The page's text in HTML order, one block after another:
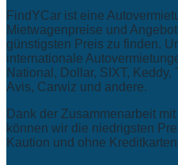
FindYCar ist eine
Mietwagenpreise und
günstigsten Preis zu finden.
internationale
National, Dollar, SIXT, Keddy,
Avis, Carwiz und andere.
Dank der Zusammenarbeit
können wir die niedrigsten
Kaution und ohne